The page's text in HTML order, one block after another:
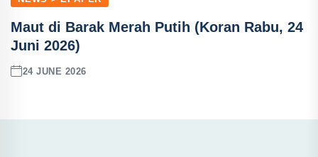
Maut di Barak Merah Putih (Koran Rabu, 24
Juni 2026)
24 JUNE 2026